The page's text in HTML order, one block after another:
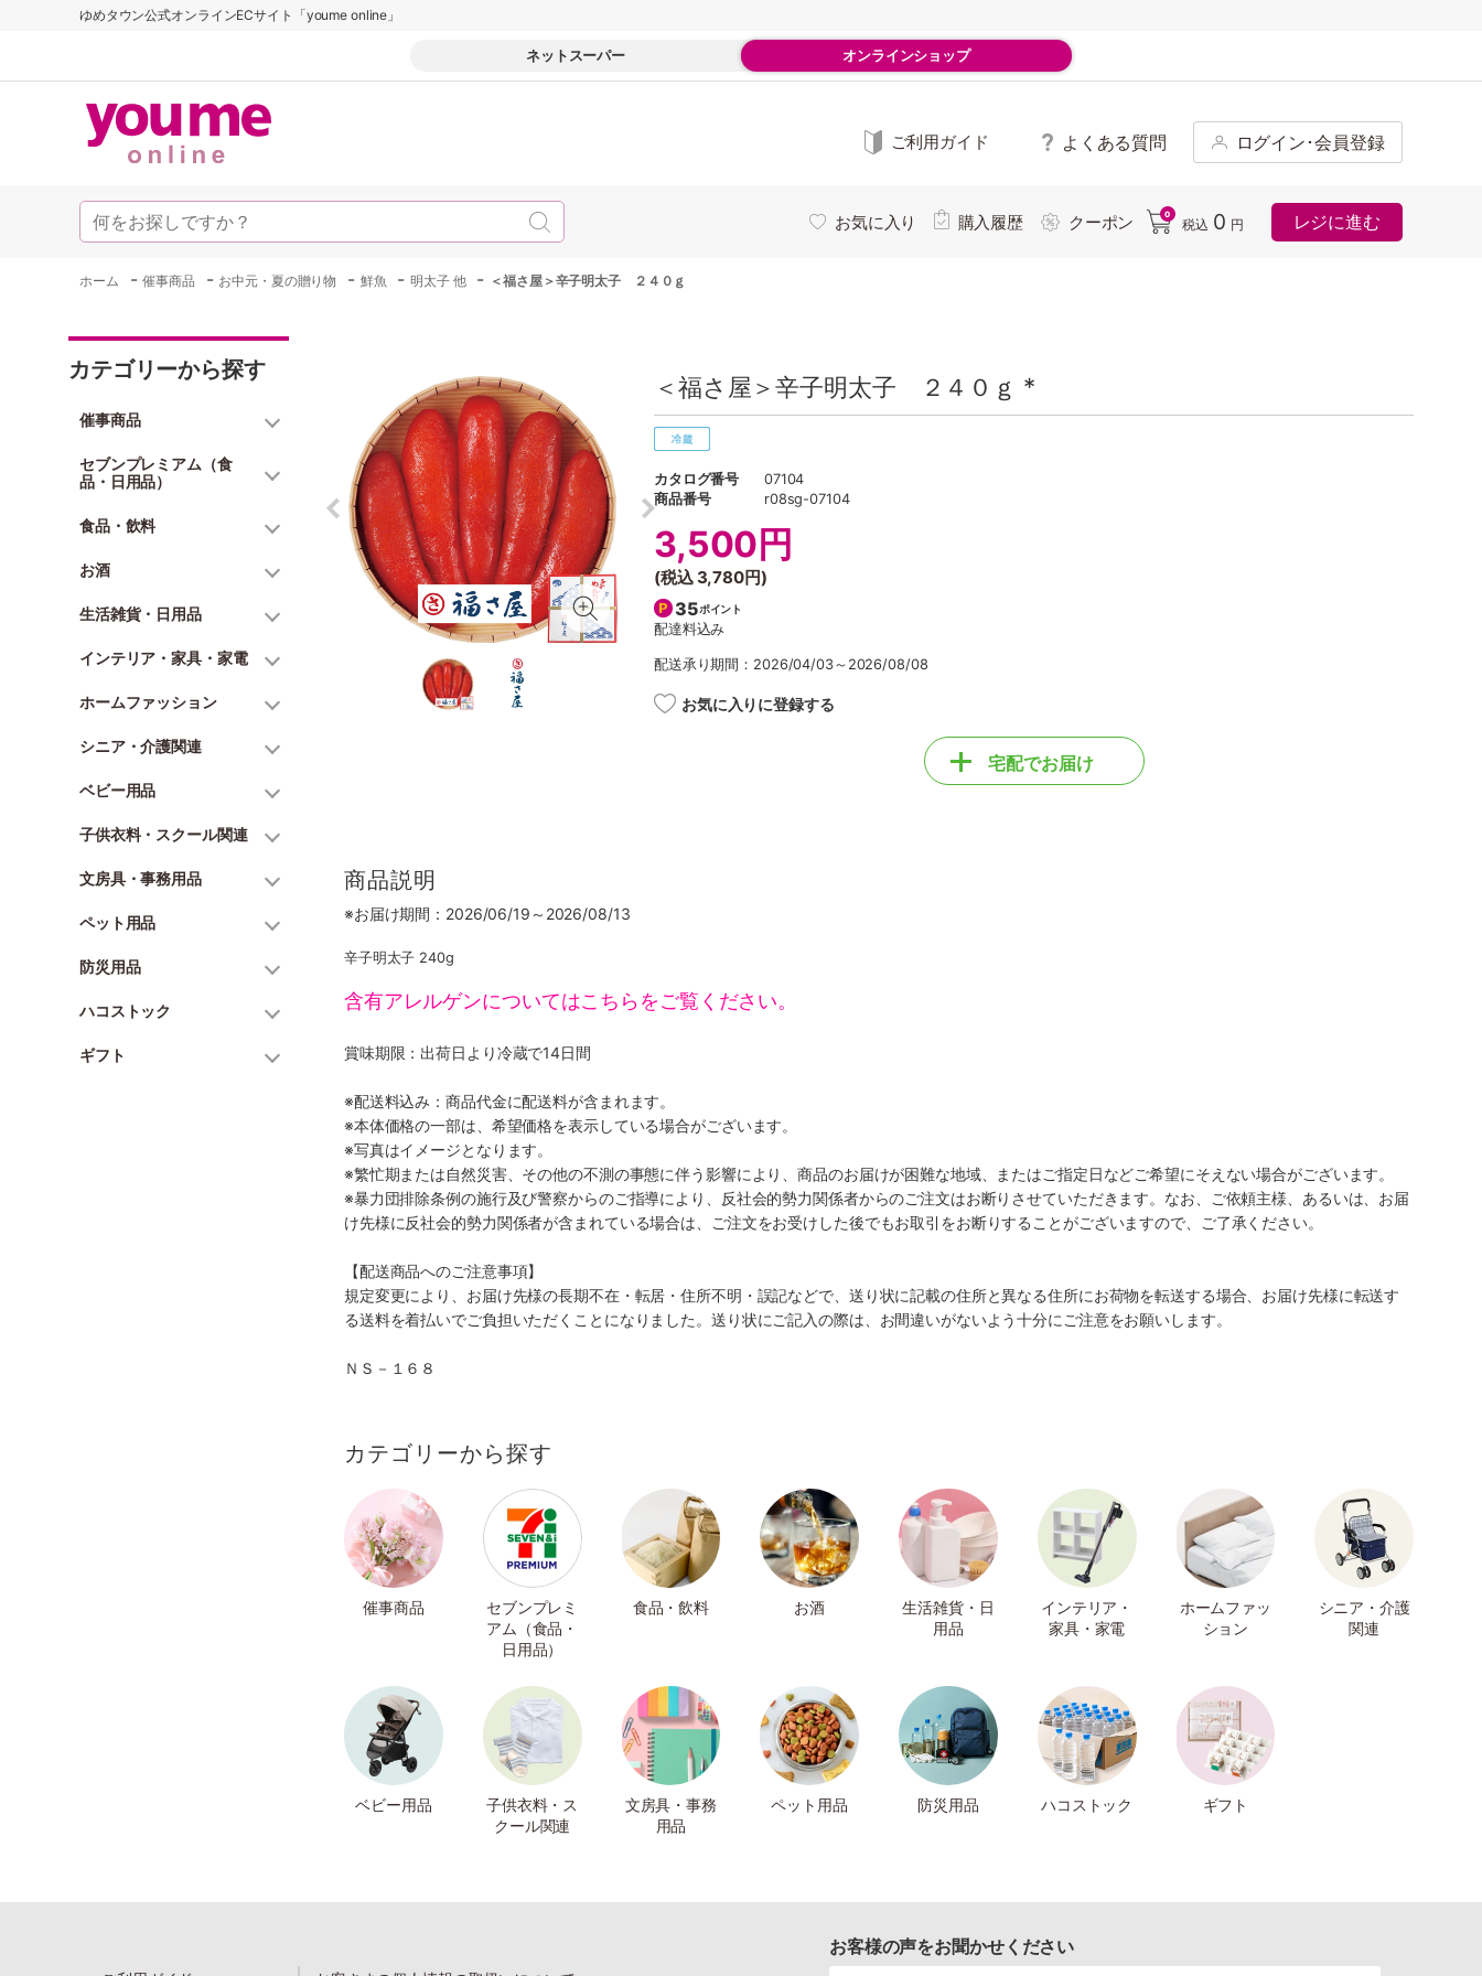
ゆめタウン公式オンラインECサイト「youme online」
ネットスーパー オンラインショップ
ご利用ガイド よくある質問 ログイン･会員登録
お気に入り 購入履歴 クーポン 0
税込 0 円 レジに進む
ホーム -催事商品 - お中元・夏の贈り物 - 鮮魚 -明太子 他 - ＜福さ屋＞辛子明太子 ２４０ｇ
カテゴリーから探す
催事商品
セブンプレミアム（食
品・日用品）
食品・飲料
お酒
生活雑貨・日用品
インテリア・家具・家電
ホームファッション
シニア・介護関連
ベビー用品
子供衣料・スクール関連
文房具・事務用品
ペット用品
防災用品
ハコストック
ギフト
＜福さ屋＞辛子明太子 ２４０ｇ *
カタログ番号
07104
商品番号
r08sg-07104
3,500円
(税込 3,780円)
35ポイント
配達料込み
配送承り期間：2026/04/03～2026/08/08
お気に入りに登録する
宅配でお届け
商品説明
※お届け期間：2026/06/19～2026/08/13
辛子明太子 240g
含有アレルゲンについてはこちらをご覧ください。
賞味期限：出荷日より冷蔵で14日間
※配送料込み：商品代金に配送料が含まれます。
※本体価格の一部は、希望価格を表示している場合がございます。
※写真はイメージとなります。
※繁忙期または自然災害、その他の不測の事態に伴う影響により、商品のお届けが困難な地域、またはご指定日などご希望にそえない場合がございます。
※暴力団排除条例の施行及び警察からのご指導により、反社会的勢力関係者からのご注文はお断りさせていただきます。なお、ご依頼主様、あるいは、お届
け先様に反社会的勢力関係者が含まれている場合は、ご注文をお受けした後でもお取引をお断りすることがございますので、ご了承ください。
【配送商品へのご注意事項】
規定変更により、お届け先様の長期不在・転居・住所不明・誤記などで、送り状に記載の住所と異なる住所にお荷物を転送する場合、お届け先様に転送す
る送料を着払いでご負担いただくことになりました。送り状にご記入の際は、お間違いがないよう十分にご注意をお願いします。
ＮＳ－１６８
カテゴリーから探す
催事商品
セブンプレミ
アム（食品・
日用品）
食品・飲料 お酒
生活雑貨・日
用品
インテリア・
家具・家電
ホームファッ
ション
シニア・介護
関連
ベビー用品
子供衣料・ス
クール関連
文房具・事務
用品
ペット用品 防災用品 ハコストック ギフト
お客様の声をお聞かせください